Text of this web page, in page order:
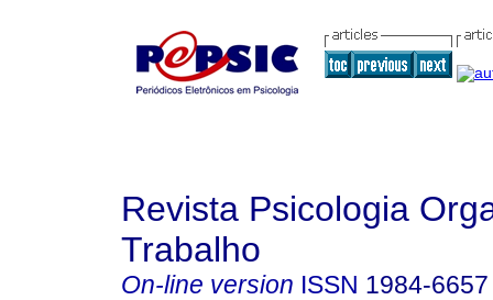
Revista Psicologia
Trabalho
On-line version ISSN 1984-6657